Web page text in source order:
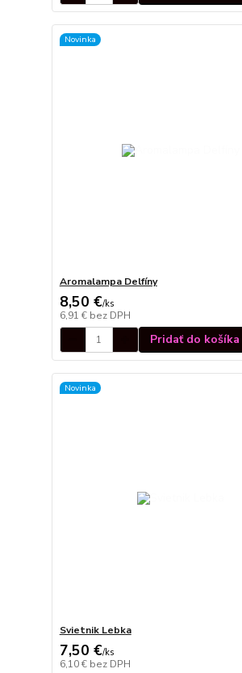
Novinka
Aromalampa Delfíny
8,50 €/ks
6,91 € bez DPH
Pridať do košíka
Novinka
Svietnik Lebka
7,50 €/ks
6,10 € bez DPH